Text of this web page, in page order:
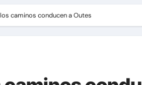
caminos conducen a Outes